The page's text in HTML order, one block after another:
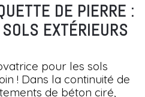
DE PIERRE :
EXTÉRIEURS
pour les sols
! Dans la continuité de
de béton ciré,